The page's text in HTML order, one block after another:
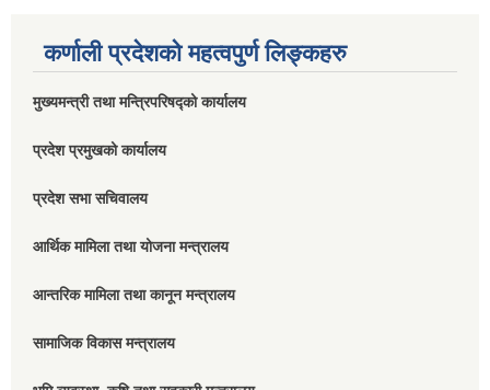
कर्णाली प्रदेशको महत्वपुर्ण लिङ्कहरु
मुख्यमन्त्री तथा मन्त्रिपरिषद्को कार्यालय
प्रदेश प्रमुखको कार्यालय
प्रदेश सभा सचिवालय
आर्थिक मामिला तथा योजना मन्त्रालय
आन्तरिक मामिला तथा कानून मन्त्रालय
सामाजिक विकास मन्त्रालय